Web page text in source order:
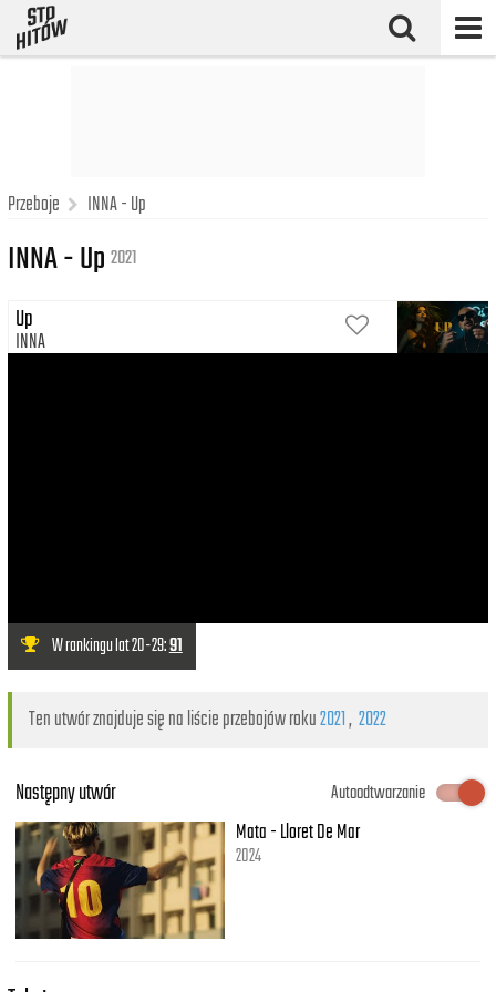
Przeboje INNA - Up
INNA - Up 2021
Up
INNA
W rankingu lat 20-29:91
Ten utwór znajduje się na liście przebojów roku2021, 2022
Następny utwór
Autoodtwarzanie
Mata - Lloret De Mar
2024